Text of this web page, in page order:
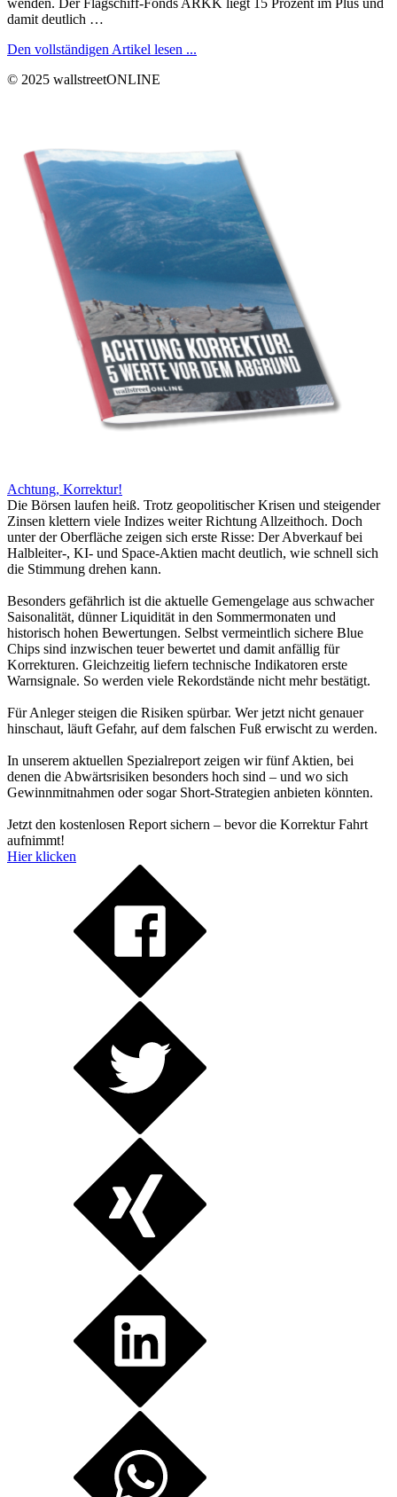
damit deutlich …
Den vollständigen Artikel lesen ...
© 2025 wallstreetONLINE
Achtung, Korrektur!
Die Börsen laufen heiß. Trotz geopolitischer Krisen und steigender
Zinsen klettern viele Indizes weiter Richtung Allzeithoch. Doch
unter der Oberfläche zeigen sich erste Risse: Der Abverkauf bei
Halbleiter-, KI- und Space-Aktien macht deutlich, wie schnell sich
die Stimmung drehen kann.
Besonders gefährlich ist die aktuelle Gemengelage aus schwacher
Saisonalität, dünner Liquidität in den Sommermonaten und
historisch hohen Bewertungen. Selbst vermeintlich sichere Blue
Chips sind inzwischen teuer bewertet und damit anfällig für
Korrekturen. Gleichzeitig liefern technische Indikatoren erste
Warnsignale. So werden viele Rekordstände nicht mehr bestätigt.
Für Anleger steigen die Risiken spürbar. Wer jetzt nicht genauer
hinschaut, läuft Gefahr, auf dem falschen Fuß erwischt zu werden.
In unserem aktuellen Spezialreport zeigen wir fünf Aktien, bei
denen die Abwärtsrisiken besonders hoch sind – und wo sich
Gewinnmitnahmen oder sogar Short-Strategien anbieten könnten.
Jetzt den kostenlosen Report sichern – bevor die Korrektur Fahrt
aufnimmt!
Hier klicken